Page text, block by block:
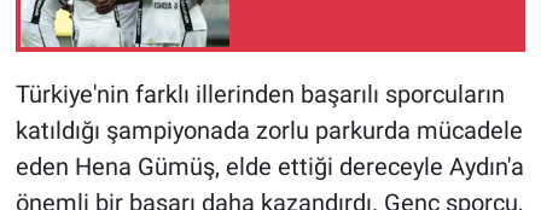
Türkiye'nin farklı illerinden başarılı sporcuların
katıldığı şampiyonada zorlu parkurda mücadele
eden Hena Gümüş, elde ettiği dereceyle Aydın'a
önemli bir başarı daha kazandırdı. Genç sporcu,